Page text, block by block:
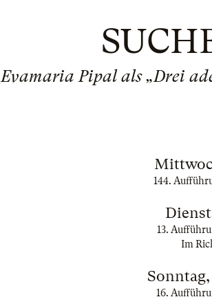
Evamaria Pipal als „Drei
144.
13.
Im
16.